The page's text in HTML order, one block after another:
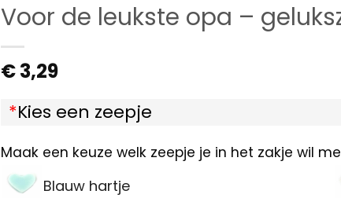
Voor de leukste opa –
€3,29
*Kies een zeepje
Maak een keuze welk zeepje je in het zakje wil
Blauw hartje